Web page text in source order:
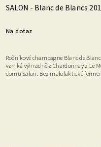
SALON - Blanc de Blancs
Na dotaz
Ročníkové champagne Blanc de
vzniká výhradně z Chardonnay z Le
domu Salon. Bez malolaktické